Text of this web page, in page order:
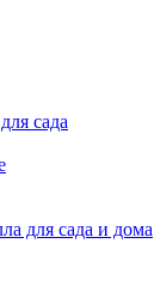
сада
для сада и дома